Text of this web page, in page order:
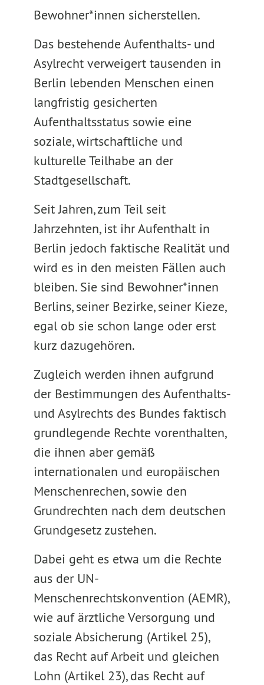
Bewohner*innen sicherstellen.
Das bestehende Aufenthalts- und
Asylrecht verweigert tausenden in
Berlin lebenden Menschen einen
langfristig gesicherten
Aufenthaltsstatus sowie eine
soziale, wirtschaftliche und
kulturelle Teilhabe an der
Stadtgesellschaft.
Seit Jahren, zum Teil seit
Jahrzehnten, ist ihr Aufenthalt in
Berlin jedoch faktische Realität und
wird es in den meisten Fällen auch
bleiben. Sie sind Bewohner*innen
Berlins, seiner Bezirke, seiner Kieze,
egal ob sie schon lange oder erst
kurz dazugehören.
Zugleich werden ihnen aufgrund
der Bestimmungen des Aufenthalts-
und Asylrechts des Bundes faktisch
grundlegende Rechte vorenthalten,
die ihnen aber gemäß
internationalen und europäischen
Menschenrechen, sowie den
Grundrechten nach dem deutschen
Grundgesetz zustehen.
Dabei geht es etwa um die Rechte
aus der UN-
Menschenrechtskonvention (AEMR),
wie auf ärztliche Versorgung und
soziale Absicherung (Artikel 25),
das Recht auf Arbeit und gleichen
Lohn (Artikel 23), das Recht auf